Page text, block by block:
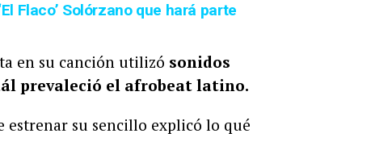
Flaco’ Solórzano que hará parte
en su canción utilizó sonidos
prevaleció el afrobeat latino.
estrenar su sencillo explicó lo qué